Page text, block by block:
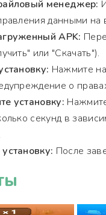
менеджер:
данными на
APK:
или "Скачать").
Нажмите
о
установку:
секунд в
После